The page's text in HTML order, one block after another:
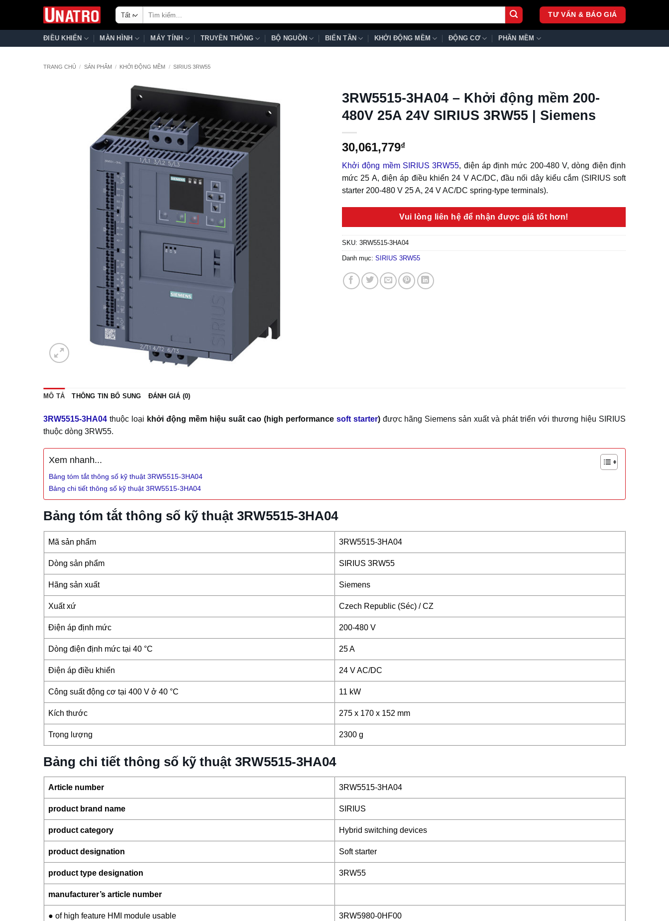
nội
TƯ VẤN & BÁO GIÁ
ĐIỀU KHIỂN MÀN HÌNH MÁY TÍNH TRUYỀN THÔNG BỘ NGUỒN BIẾN TẦN KHỞI ĐỘNG MỀM ĐỘNG CƠ PHẦN MỀM
TRANG CHỦ / SẢN PHẨM / KHỞI ĐỘNG MỀM / SIRIUS 3RW55
3RW5515-3HA04 – Khởi động mềm 200-
480V 25A 24V SIRIUS 3RW55 | Siemens
30,061,779₫
Khởi động mềm SIRIUS 3RW55, điện áp định mức 200-480 V, dòng điện định
mức 25 A, điện áp điều khiển 24 V AC/DC, đầu nối dây kiểu cắm (SIRIUS soft
starter 200-480 V 25 A, 24 V AC/DC spring-type terminals).
Vui lòng liên hệ để nhận được giá tốt hơn!
SKU: 3RW5515-3HA04
Danh mục: SIRIUS 3RW55
MÔ TẢ THÔNG TIN BỔ SUNG ĐÁNH GIÁ (0)
3RW5515-3HA04 thuộc loại khởi động mềm hiệu suất cao (high performance soft starter) được hãng Siemens sản xuất và phát triển với thương hiệu SIRIUS
thuộc dòng 3RW55.
Xem nhanh...
Bảng tóm tắt thông số kỹ thuật 3RW5515-3HA04
Bảng chi tiết thông số kỹ thuật 3RW5515-3HA04
Bảng tóm tắt thông số kỹ thuật 3RW5515-3HA04
Mã sản phẩm 3RW5515-3HA04
Dòng sản phẩm SIRIUS 3RW55
Hãng sản xuất Siemens
Xuất xứ Czech Republic (Séc) / CZ
Điện áp định mức 200-480 V
Dòng điện định mức tại 40 °C 25 A
Điện áp điều khiển 24 V AC/DC
Công suất động cơ tại 400 V ở 40 °C 11 kW
Kích thước 275 x 170 x 152 mm
Trọng lượng 2300 g
Bảng chi tiết thông số kỹ thuật 3RW5515-3HA04
Article number 3RW5515-3HA04
product brand name SIRIUS
product category Hybrid switching devices
product designation Soft starter
product type designation 3RW55
manufacturer’s article number
● of high feature HMI module usable 3RW5980-0HF00